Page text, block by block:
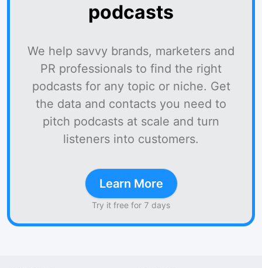
podcasts
We help savvy brands, marketers and
PR professionals to find the right
podcasts for any topic or niche. Get
the data and contacts you need to
pitch podcasts at scale and turn
listeners into customers.
Learn More
Try it free for 7 days